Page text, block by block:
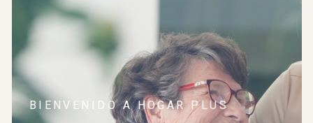
BIENVENIDO A HOGAR PLUS